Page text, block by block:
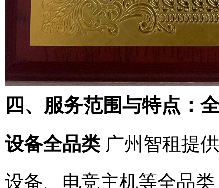
四、服务范围与特点：
设备全品类广州智租提
设备、电竞主机等全品